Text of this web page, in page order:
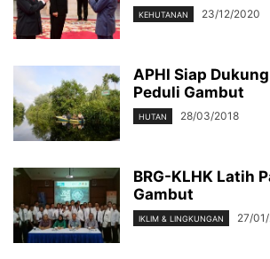
KEHUTANAN 23/12/2020
APHI Siap
Peduli Gambut
HUTAN 28/03/2018
BRG-KLHK Latih
Gambut
IKLIM & LINGKUNGAN 27/